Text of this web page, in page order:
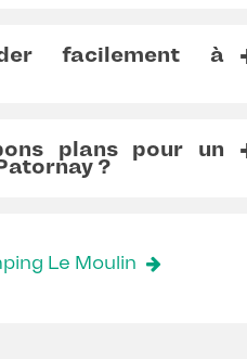
facilement à
plans pour un
?
Le Moulin